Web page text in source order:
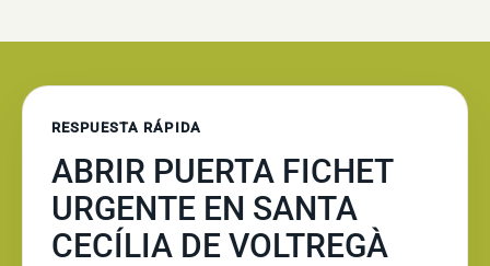
RESPUESTA RÁPIDA
ABRIR PUERTA FICHET
URGENTE EN SANTA
CECÍLIA DE VOLTREGÀ